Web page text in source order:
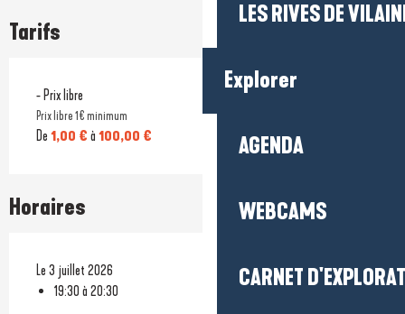
LES RIVES DE
Explorer
AGENDA
WEBCAMS
CARNET
Tarifs
- Prix libre
Prix libre 1€ minimum
De 1,00 € à 100,00 €
Horaires
Le 3 juillet 2026
19:30 à 20:30